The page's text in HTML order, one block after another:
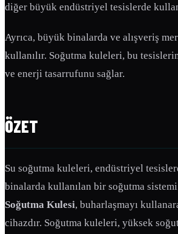
diğer büyük endüstriyel tesislerde
Ayrıca, büyük binalarda ve alışveriş
kullanılır. Soğutma kuleleri, bu
ve enerji tasarrufunu sağlar.
ÖZET
Su soğutma kuleleri, endüstriyel
binalarda kullanılan bir soğutma
Soğutma Kulesi, buharlaşmayı
cihazdır. Soğutma kuleleri, yüksek